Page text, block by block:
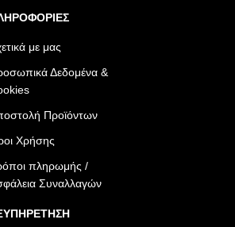
με μας
Δεδομένα &
Προϊόντων
Χρήσης
πληρωμής /
Συναλλαγών